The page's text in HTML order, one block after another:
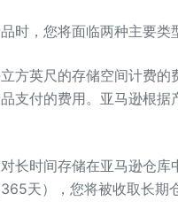
时，您将面临两种主要类
方英尺的存储空间计费
支付的费用。亚马逊根
长时间存储在亚马逊仓库
天），您将被收取长期